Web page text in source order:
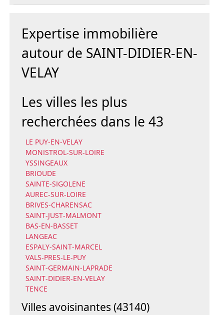
Expertise immobilière
autour de SAINT-DIDIER-EN-
VELAY
Les villes les plus
recherchées dans le 43
LE PUY-EN-VELAY
MONISTROL-SUR-LOIRE
YSSINGEAUX
BRIOUDE
SAINTE-SIGOLENE
AUREC-SUR-LOIRE
BRIVES-CHARENSAC
SAINT-JUST-MALMONT
BAS-EN-BASSET
LANGEAC
ESPALY-SAINT-MARCEL
VALS-PRES-LE-PUY
SAINT-GERMAIN-LAPRADE
SAINT-DIDIER-EN-VELAY
TENCE
Villes avoisinantes (43140)